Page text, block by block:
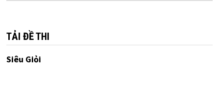
TẢI ĐỀ THI
Siêu Giỏi